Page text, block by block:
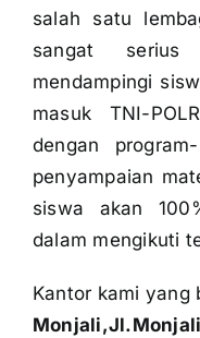
salah satu
sangat
mendampingi
masuk TNI-
dengan
penyampaian
siswa akan
dalam mengikuti
Kantor kami yang